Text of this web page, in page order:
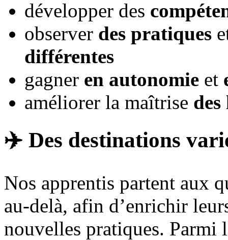
développer des
observer des pratiques
différentes
gagner en autonomie et
améliorer la maîtrise des
✈️ Des destinations
Nos apprentis partent aux
au-delà, afin d’enrichir
nouvelles pratiques. Parmi